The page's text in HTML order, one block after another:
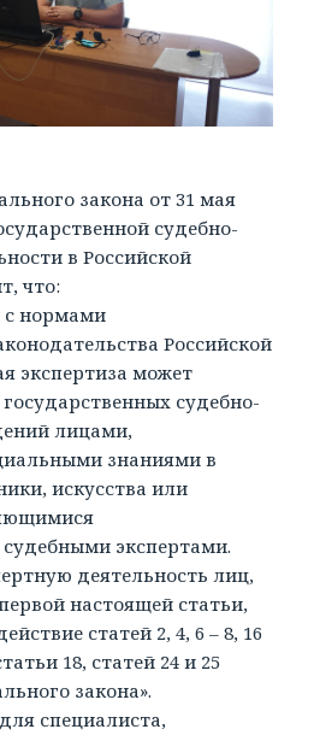
закона от 31 мая
судебно-
в Российской
что:
нормами
Российской
экспертиза может
судебно-
лицами,
знаниями в
искусства или
экспертами.
деятельность лиц,
настоящей статьи,
статей 2, 4, 6 – 8, 16
18, статей 24 и 25
закона».
специалиста,